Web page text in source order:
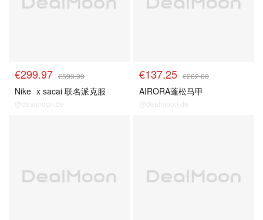
€299.97 €599.99
Nike x sacai 联名派克服
@dealmoon.de
€137.25 €262.00
AIRORA蓬松马甲
@dealmoon.de